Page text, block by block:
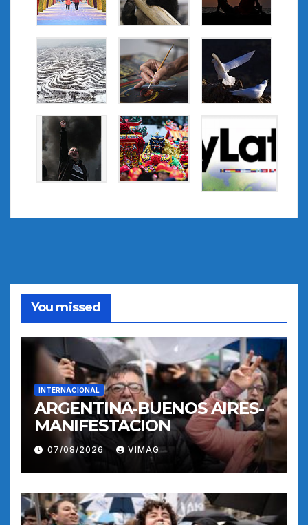
You missed
INTERNACIONAL
ARGENTINA-BUENOS AIRES-
MANIFESTACION
07/08/2026 VIMAG